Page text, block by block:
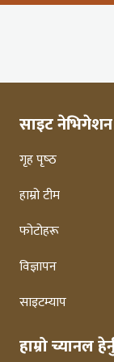
साइट नेभिगेशन
गृह पृष्‍ठ
हाम्रो टीम
फोटोहरू
विज्ञापन
साइटम्याप
हाम्रो च्यानल